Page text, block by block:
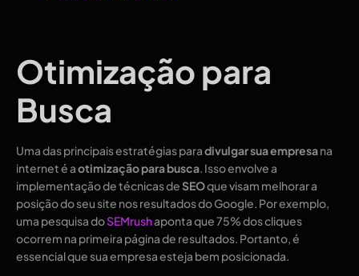
Otimização para
Busca
Uma das principais estratégias paradivulgar sua empresana
internet é aotimização para busca. Isso envolve a
implementação de técnicas deSEOque visam melhorar a
posição do seu site nos resultados do Google. Por exemplo,
uma pesquisa doSEMrushaponta que 75% dos cliques
ocorrem na primeira página de resultados. Portanto, é
essencial que sua empresa esteja bem posicionada.